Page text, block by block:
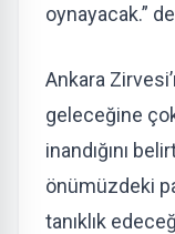
oynayacak.”
Ankara
geleceğine
inandığını
önümüzdeki
tanıklık